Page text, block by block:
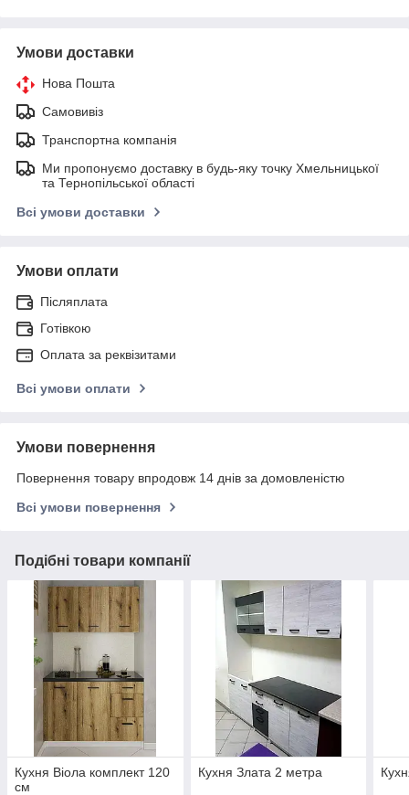
Умови доставки
Нова Пошта
Самовивіз
Транспортна компанія
Ми пропонуємо доставку в будь-яку точку Хмельницької
та Тернопільської області
Всі умови доставки
Умови оплати
Післяплата
Готівкою
Оплата за реквізитами
Всі умови оплати
Умови повернення
Повернення товару впродовж 14 днів за домовленістю
Всі умови повернення
Подібні товари компанії
Кухня Віола комплект 120
см
Кухня Злата 2 метра